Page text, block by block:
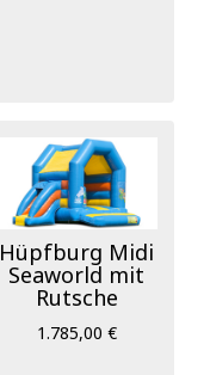
Hüpfburg Midi
Seaworld mit
Rutsche
1.785,00 €